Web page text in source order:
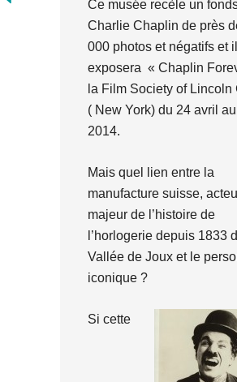
Ce musée recèle un
Charlie Chaplin de près
000 photos et négatifs et il
exposera « Chaplin
la Film Society of Lincoln
( New York) du 24 avril
2014.
Mais quel lien entre la
manufacture suisse,
majeur de l’histoire de
l’horlogerie depuis 1833
Vallée de Joux et le
iconique ?
Si cette